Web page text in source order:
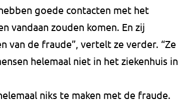
goede contacten met het
vandaan zouden komen. En zij
van de fraude”, vertelt ze verder. “Ze
helemaal niet in het ziekenhuis in
niks te maken met de fraude.